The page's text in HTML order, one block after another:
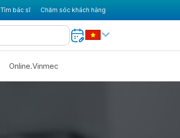
Tìm bác sĩ Chăm sóc khách hàng
Online.Vinmec